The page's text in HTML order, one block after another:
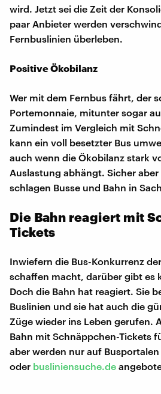
wird. Jetzt sei die Zeit der
paar Anbieter werden
Fernbuslinien überleben.
Positive Ökobilanz
Wer mit dem Fernbus fährt, der
Portemonnaie, mitunter sogar
Zumindest im Vergleich mit
kann ein voll besetzter Bus
auch wenn die Ökobilanz stark
Auslastung abhängt. Sicher
schlagen Busse und Bahn in
Die Bahn reagiert mit
Tickets
Inwiefern die Bus-Konkurrenz
schaffen macht, darüber gibt es
Doch die Bahn hat reagiert. Sie
Buslinien und sie hat auch die
Züge wieder ins Leben gerufen.
Bahn mit Schnäppchen-Tickets
aber werden nur auf
oder busliniensuche.de